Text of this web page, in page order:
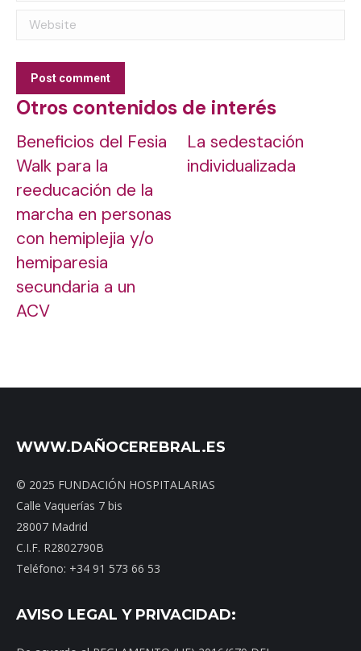
Website
Post comment
Otros contenidos de interés
Beneficios del Fesia
Walk para la
reeducación de la
marcha en personas
con hemiplejia y/o
hemiparesia
secundaria a un
ACV
La sedestación
individualizada
WWW.DAÑOCEREBRAL.ES
© 2025 FUNDACIÓN HOSPITALARIAS
Calle Vaquerías 7 bis
28007 Madrid
C.I.F. R2802790B
Teléfono: +34 91 573 66 53
AVISO LEGAL Y PRIVACIDAD: